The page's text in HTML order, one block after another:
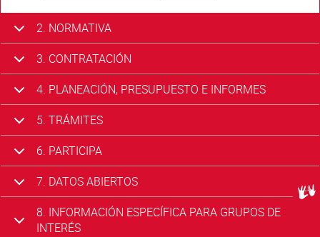
2. NORMATIVA
3. CONTRATACIÓN
4. PLANEACIÓN, PRESUPUESTO E INFORMES
5. TRÁMITES
6. PARTICIPA
7. DATOS ABIERTOS
8. INFORMACIÓN ESPECÍFICA PARA GRUPOS DE
INTERÉS